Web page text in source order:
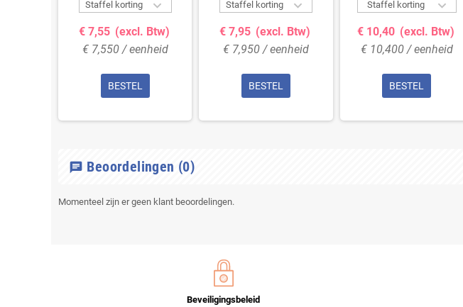
Staffel korting 
€ 7,55 (excl. Btw)
€ 7,550 / eenheid
BESTEL
Staffel korting 
€ 7,95 (excl. Btw)
€ 7,950 / eenheid
BESTEL
Staffel korting 
€ 10,40 (excl. Btw)
€ 10,400 / eenheid
BESTEL
chat Beoordelingen (0)
Momenteel zijn er geen klant beoordelingen.
Beveiligingsbeleid